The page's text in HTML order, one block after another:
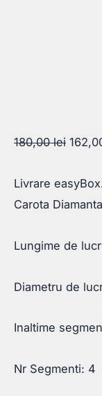
180,00lei Prețul
a
fost:
Livrare
Carota
Lungime de
Diametru de
Inaltime
Nr Segmenti: 4